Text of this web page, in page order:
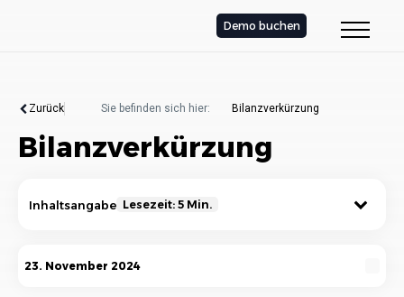
Demo buchen
Zurück Sie befinden sich hier: Bilanzverkürzung
Bilanzverkürzung
Inhaltsangabe Lesezeit: 5 Min.
Was ist Bilanzverkürzung?
23. November 2024